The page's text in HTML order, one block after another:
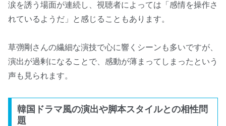
涙を誘う場面が連続し、視聴者によっては「感情を操作さ
れているようだ」と感じることもあります。
草彅剛さんの繊細な演技で心に響くシーンも多いですが、
演出が過剰になることで、感動が薄まってしまったという
声も見られます。
韓国ドラマ風の演出や脚本スタイルとの相性問
題